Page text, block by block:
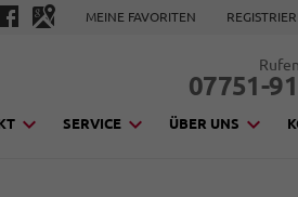
MEINE FAVORITEN
07751-
SERVICE ÜBER UNS